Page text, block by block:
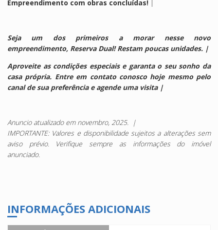
Empreendimento com obras concluídas!
Seja um dos primeiros a morar nesse novo
empreendimento, Reserva Dual! Restam poucas unidades. |
Aproveite as condições especiais e garanta o seu sonho da
casa própria. Entre em contato conosco hoje mesmo pelo
canal de sua preferência e agende uma visita |
Anuncio atualizado em novembro, 2025. |
IMPORTANTE: Valores e disponibilidade sujeitos a alterações sem
aviso prévio. Verifique sempre as informações do imóvel
anunciado.
INFORMAÇÕES ADICIONAIS